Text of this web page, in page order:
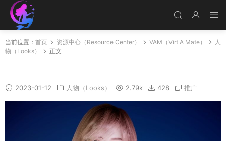
当前位置： 首页 资源中心（Resource Center） VAM（Virt A Mate）
人
物（Looks）
正文
2023-01-12 人物（Looks） 2.79k 428 推广